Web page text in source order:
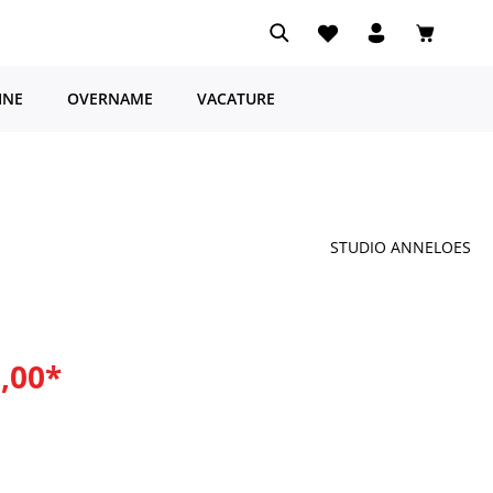
Je hebt 0 items op je
OVERNAME VACATURE
STUDIO ANNELOES